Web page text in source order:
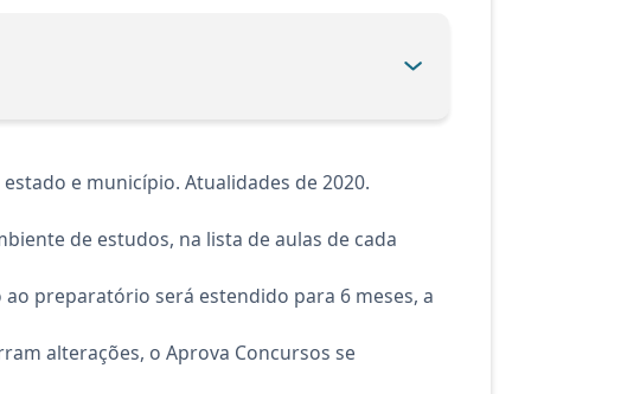
e município. Atualidades de 2020.
de estudos, na lista de aulas de cada
preparatório será estendido para 6 meses, a
alterações, o Aprova Concursos se